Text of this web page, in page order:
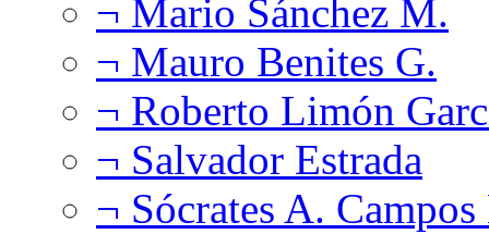
¬ Mario Sánchez M.
¬ Mauro Benites G.
¬ Roberto Limón
¬ Salvador Estrada
¬ Sócrates A.